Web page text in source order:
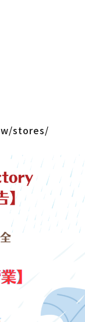
stores/